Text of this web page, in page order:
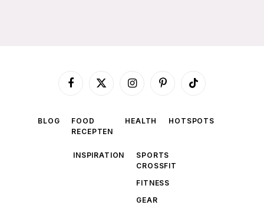
Facebook
X
InstagramPinterestTikTok
BLOG
FOOD
RECEPTEN
HEALTH HOTSPOTS
INSPIRATION
SPORTS
CROSSFIT
FITNESS
GEAR